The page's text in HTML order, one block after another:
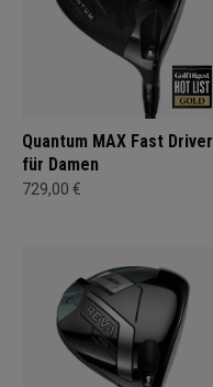
Quantum MAX Fast Driver
für Damen
729,00 €